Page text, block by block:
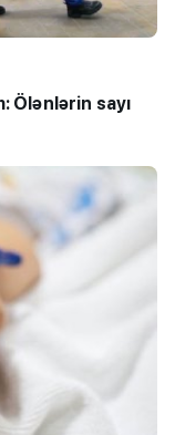
Ölənlərin sayı